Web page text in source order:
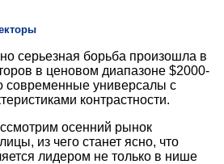
серьезная борьба произошла в
в ценовом диапазоне $2000-
современные универсалы с
контрастности.
осенний рынок
из чего станет ясно, что
лидером не только в нише